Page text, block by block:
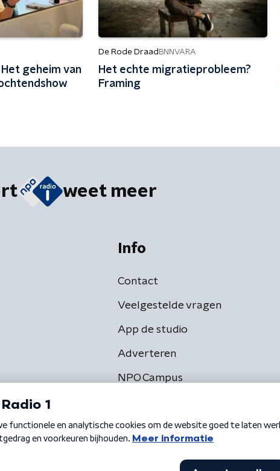
geheim van
De Rode Draad BNNVARA
Het echte migratieprobleem?
Framing
weet meer
Info
Contact
Veelgestelde vragen
App de studio
Adverteren
NPO Campus
Privacybeleid